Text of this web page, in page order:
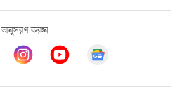
অনুসরণ করুন